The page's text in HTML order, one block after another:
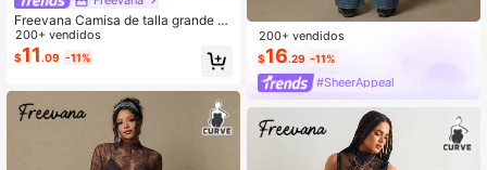
Freevana Camisa de talla grande c
on unicolor casual, con parches de
bordado floral
200+ vendidos
$11 .09 -11%
200+ vendidos
$16.29 -11%
#SheerAppeal